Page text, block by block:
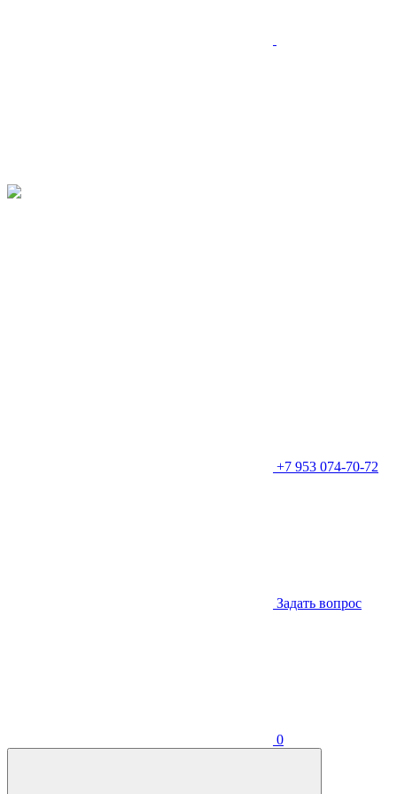
+7 953 074-70-72
Задать вопрос
0